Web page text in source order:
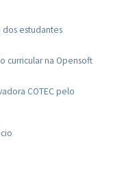
dos estudantes
curricular na Opensoft
COTEC pelo